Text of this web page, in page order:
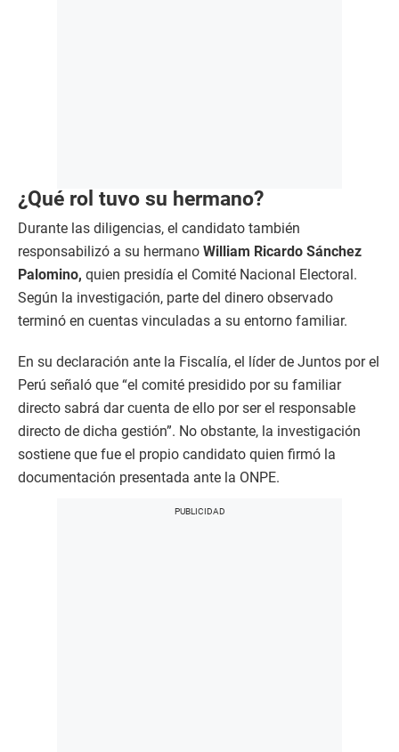
¿Qué rol tuvo su hermano?
Durante las diligencias, el candidato también
responsabilizó a su hermano William Ricardo Sánchez
Palomino, quien presidía el Comité Nacional Electoral.
Según la investigación, parte del dinero observado
terminó en cuentas vinculadas a su entorno familiar.
En su declaración ante la Fiscalía, el líder de Juntos por el
Perú señaló que “el comité presidido por su familiar
directo sabrá dar cuenta de ello por ser el responsable
directo de dicha gestión”. No obstante, la investigación
sostiene que fue el propio candidato quien firmó la
documentación presentada ante la ONPE.